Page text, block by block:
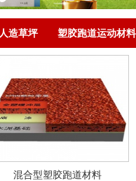
人造草坪 塑胶跑道运动材料
混合型塑胶跑道材料